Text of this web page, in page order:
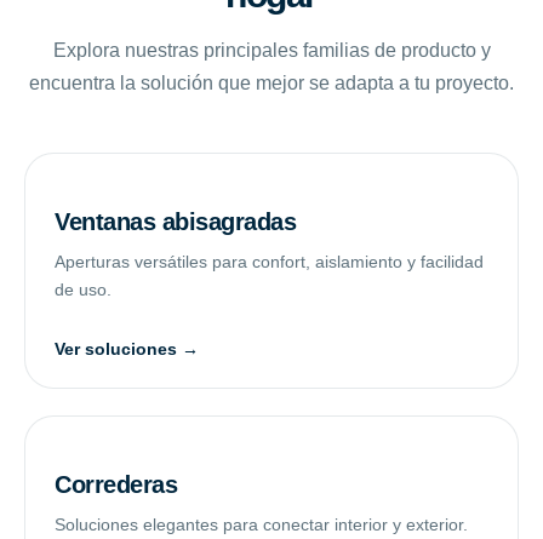
Explora nuestras principales familias de producto y
encuentra la solución que mejor se adapta a tu proyecto.
Ventanas abisagradas
Aperturas versátiles para confort, aislamiento y facilidad
de uso.
Ver soluciones →
Correderas
Soluciones elegantes para conectar interior y exterior.